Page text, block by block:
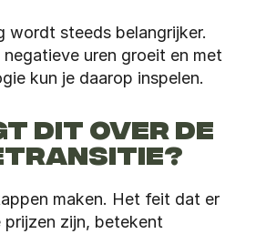
wordt steeds belangrijker.
uren groeit en met
kun je daarop inspelen.
DIT OVER DE
maken. Het feit dat er
zijn, betekent